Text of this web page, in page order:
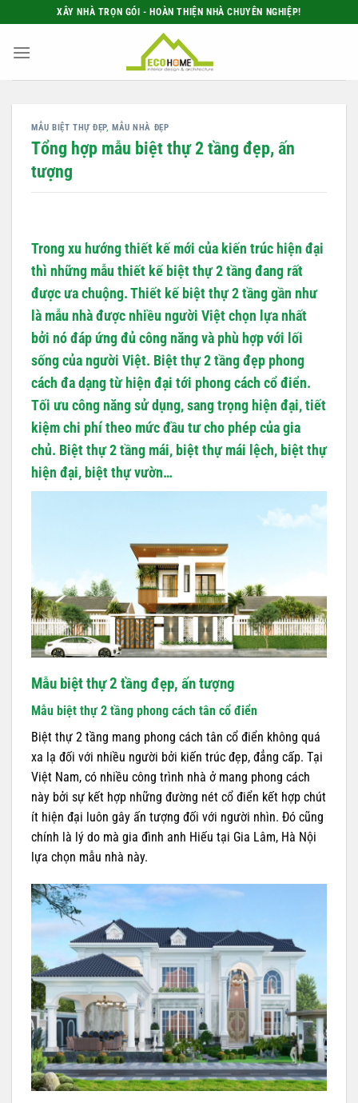
qua
nội
XÂY NHÀ TRỌN GÓI - HOÀN THIỆN NHÀ CHUYÊN NGHIỆP!
MẪU BIỆT THỰ ĐẸP,MẪU NHÀ ĐẸP
Tổng hợp mẫu biệt thự 2 tầng đẹp, ấn
tượng
Trong xu hướng thiết kế mới của kiến trúc hiện đại
thì những mẫu thiết kế biệt thự 2 tầng đang rất
được ưa chuộng. Thiết kế biệt thự 2 tầng gần như
là mẫu nhà được nhiều người Việt chọn lựa nhất
bởi nó đáp ứng đủ công năng và phù hợp với lối
sống của người Việt. Biệt thự 2 tầng đẹp phong
cách đa dạng từ hiện đại tới phong cách cổ điển.
Tối ưu công năng sử dụng, sang trọng hiện đại, tiết
kiệm chi phí theo mức đầu tư cho phép của gia
chủ. Biệt thự 2 tầng mái, biệt thự mái lệch, biệt thự
hiện đại, biệt thự vườn…
Mẫu biệt thự 2 tầng đẹp, ấn tượng
Mẫu biệt thự 2 tầng phong cách tân cổ điển
Biệt thự 2 tầng mang phong cách tân cổ điển không quá
xa lạ đối với nhiều người bởi kiến trúc đẹp, đẳng cấp. Tại
Việt Nam, có nhiều công trình nhà ở mang phong cách
này bởi sự kết hợp những đường nét cổ điển kết hợp chút
ít hiện đại luôn gây ấn tượng đối với người nhìn. Đó cũng
chính là lý do mà gia đình anh Hiếu tại Gia Lâm, Hà Nội
lựa chọn mẫu nhà này.